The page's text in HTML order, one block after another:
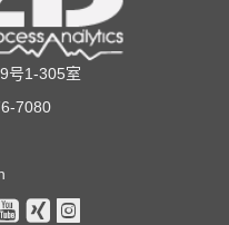
号1-305室
7080
 